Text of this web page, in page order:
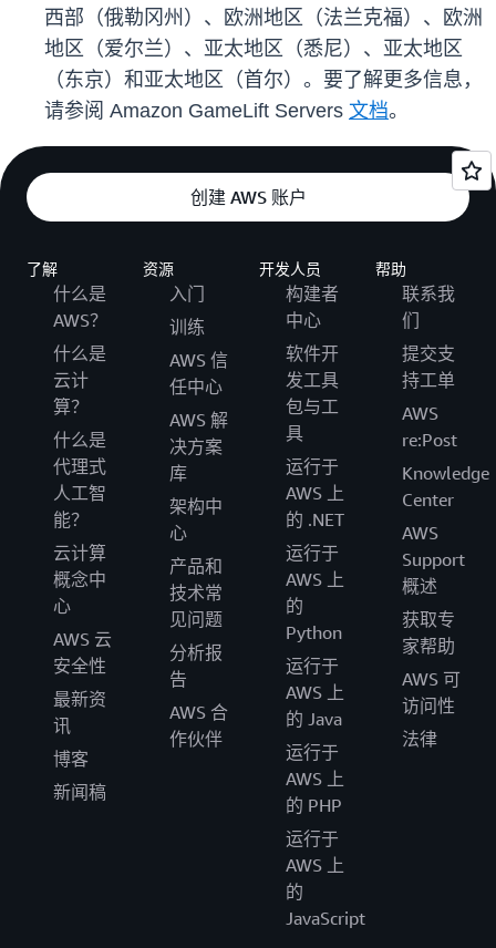
西部（俄勒冈州）、欧洲地区（法兰克福）、欧洲
地区（爱尔兰）、亚太地区（悉尼）、亚太地区
（东京）和亚太地区（首尔）。要了解更多信息，
请参阅 Amazon GameLift Servers 文档。
创建 AWS 账户
了解
什么是
AWS？
什么是
云计
算？
什么是
代理式
人工智
能？
云计算
概念中
心
AWS 云
安全性
最新资
讯
博客
新闻稿
资源
入门
训练
AWS 信
任中心
AWS 解
决方案
库
架构中
心
产品和
技术常
见问题
分析报
告
AWS 合
作伙伴
开发人员
构建者
中心
软件开
发工具
包与工
具
运行于
AWS 上
的 .NET
运行于
AWS 上
的
Python
运行于
AWS 上
的 Java
运行于
AWS 上
的 PHP
运行于
AWS 上
的
JavaScript
帮助
联系我
们
提交支
持工单
AWS
re:Post
Knowledge
Center
AWS
Support
概述
获取专
家帮助
AWS 可
访问性
法律